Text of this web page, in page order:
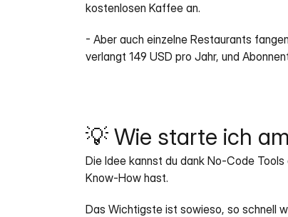
kostenlosen Kaffee an.
- Aber auch einzelne Restaurants
verlangt 149 USD pro Jahr, und
💡 Wie starte ich
Die Idee kannst du dank No-Code
Know-How hast.
Das Wichtigste ist sowieso, so schnell